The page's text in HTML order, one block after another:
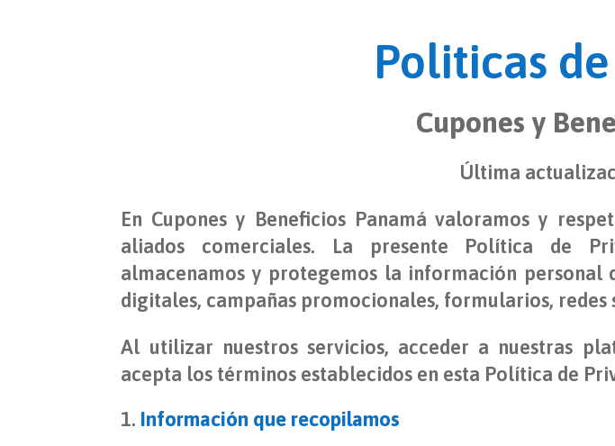
Politicas
Cupones y
Última
En Cupones y Beneficios Panamá valoramos y
aliados comerciales. La presente Política de
almacenamos y protegemos la información personal
digitales, campañas promocionales, formularios, redes
Al utilizar nuestros servicios, acceder a nuestras
acepta los términos establecidos en esta Política de
Información que recopilamos